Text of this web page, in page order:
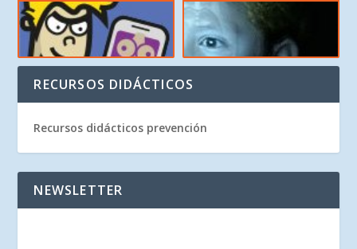
RECURSOS DIDÁCTICOS
Recursos didácticos prevención
NEWSLETTER